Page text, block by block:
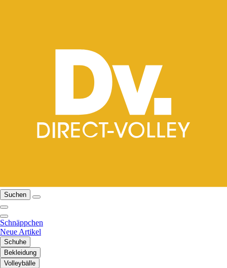
Suchen
Schnäppchen
Neue Artikel
Schuhe
Bekleidung
Volleybälle